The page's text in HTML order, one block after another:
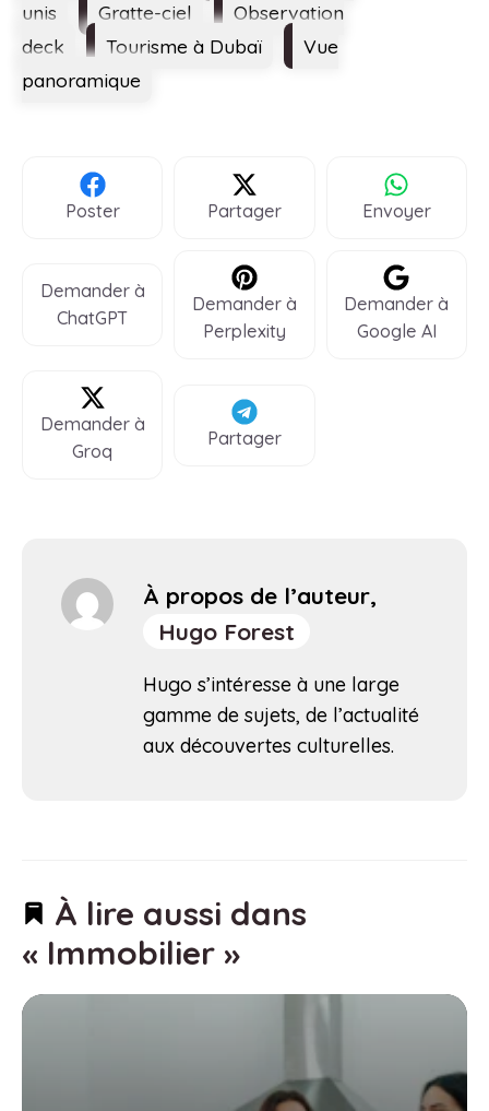
unis
Gratte-ciel
Observation
deck
Tourisme à Dubaï
Vue
panoramique
Poster Partager Envoyer
Demander à
ChatGPT
Demander à
Perplexity
Demander à
Google AI
Demander à
Groq
Partager
À propos de l’auteur,
Hugo Forest
Hugo s’intéresse à une large
gamme de sujets, de l’actualité
aux découvertes culturelles.
À lire aussi dans
« Immobilier »